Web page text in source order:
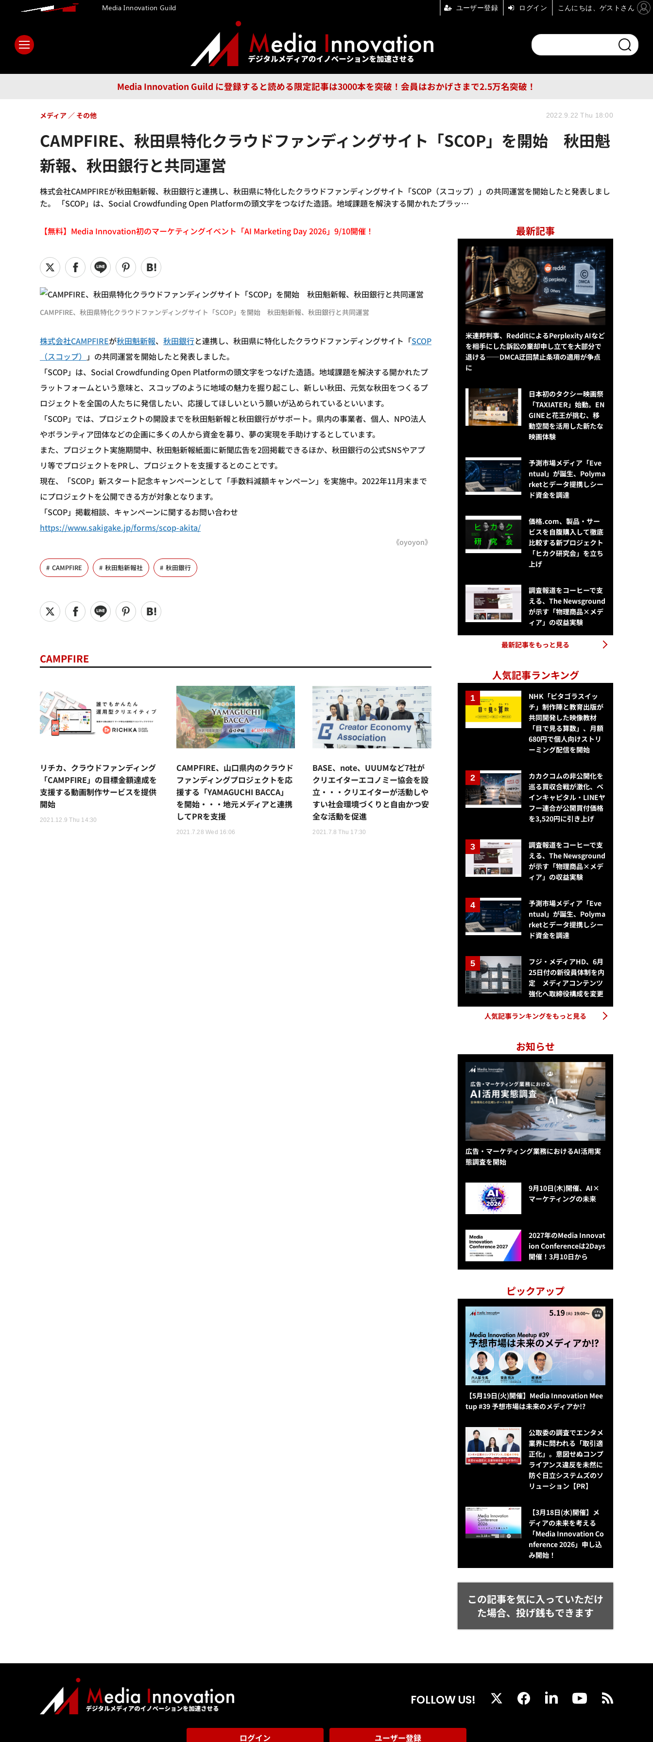
Media Innovation Guild に登録すると読める限定記事は3000本を突破！会員はおかげさまで2.5万名突破！
メディア テクノロジー 広告 企業 特集 ブランドチャンネル
フォーエム その他
CAMPFIRE、秋田県特化クラウドファンディングサイト「SCOP」を開始 秋田魁
新報、秋田銀行と共同運営
株式会社CAMPFIREが秋田魁新報、秋田銀行と連携し、秋田県に特化したクラウドファンディングサイト「SCOP（スコップ）」の共同運営を開始したと発表しまし
た。 「SCOP」は、Social Crowdfunding Open Platformの頭文字をつなげた造語。地域課題を解決する開かれたプラッ…
メディア その他 2022.9.22 Thu 18:00
【無料】Media Innovation初のマーケティングイベント「AI Marketing Day 2026」9/10開催！
CAMPFIRE、秋田県特化クラウドファンディングサイト「SCOP」を開始 秋田魁新報、秋田銀行と共同運営
株式会社CAMPFIREが秋田魁新報、 秋田銀行と連携し、秋田県に特化したクラウドファンディングサイト「SCOP
（スコップ）
」の共同運営を開始したと発表しました。
「SCOP」は、Social Crowdfunding Open Platformの頭文字をつなげた造語。地域課題を解決する開かれたプ
ラットフォームという意味と、スコップのように地域の魅力を掘り起こし、新しい秋田、元気な秋田をつくるプ
ロジェクトを全国の人たちに発信したい、応援してほしいという願いが込められているといいます。
「SCOP」では、プロジェクトの開設までを秋田魁新報と秋田銀行がサポート。県内の事業者、個人、NPO法人
やボランティア団体などの企画に多くの人から資金を募り、夢の実現を手助けするとしています。
また、プロジェクト実施期間中、秋田魁新報紙面に新聞広告を2回掲載できるほか、秋田銀行の公式SNSやアプ
リ等でプロジェクトをPRし、プロジェクトを支援するとのことです。
現在、「SCOP」新スタート記念キャンペーンとして「手数料減額キャンペーン」を実施中。2022年11月末まで
にプロジェクトを公開できる方が対象となります。
「SCOP」掲載相談、キャンペーンに関するお問い合わせ
https://www.sakigake.jp/forms/scop-akita/
《oyoyon》
CAMPFIRE 秋田魁新報社 秋田銀行
CAMPFIRE
リチカ、クラウドファンディング
「CAMPFIRE」の目標金額達成を
支援する動画制作サービスを提供
開始
2021.12.9 Thu 14:30
CAMPFIRE、山口県内のクラウド
ファンディングプロジェクトを応
援する「YAMAGUCHI BACCA」
を開始・・・地元メディアと連携
してPRを支援
2021.7.28 Wed 16:06
BASE、note、UUUMなど7社が
クリエイターエコノミー協会を設
立・・・クリエイターが活動しや
すい社会環境づくりと自由かつ安
全な活動を促進
2021.7.8 Thu 17:30
最新記事
米連邦判事、RedditによるPerplexity AIなど
を相手にした訴訟の棄却申し立てを大部分で
退ける——DMCA迂回禁止条項の適用が争点
に
日本初のタクシー映画祭
「TAXIATER」始動。EN
GINEと花王が挑む、移
動空間を活用した新たな
映画体験
予測市場メディア「Eve
ntual」が誕生、Polyma
rketとデータ提携しシー
ド資金を調達
価格.com、製品・サー
ビスを自腹購入して徹底
比較する新プロジェクト
「ヒカク研究会」を立ち
上げ
調査報道をコーヒーで支
える、The Newsground
が示す「物理商品×メデ
ィア」の収益実験
最新記事をもっと見る
人気記事ランキング
NHK「ピタゴラスイッ
チ」制作陣と教育出版が
共同開発した映像教材
「目で見る算数」、月額
680円で個人向けストリ
ーミング配信を開始
カカクコムの非公開化を
巡る買収合戦が激化、ベ
インキャピタル・LINEヤ
フー連合が公開買付価格
を3,520円に引き上げ
調査報道をコーヒーで支
える、The Newsground
が示す「物理商品×メデ
ィア」の収益実験
予測市場メディア「Eve
ntual」が誕生、Polyma
rketとデータ提携しシー
ド資金を調達
フジ・メディアHD、6月
25日付の新役員体制を内
定 メディアコンテンツ
強化へ取締役構成を変更
人気記事ランキングをもっと見る
お知らせ
広告・マーケティング業務におけるAI活用実
態調査を開始
9月10日(木)開催、AI×
マーケティングの未来
2027年のMedia Innovat
ion Conferenceは2Days
開催！3月10日から
ピックアップ
【5月19日(火)開催】Media Innovation Mee
tup #39 予想市場は未来のメディアか!?
公​​取委の調査でエンタメ
業界に問われる「取引適
正化」。意図せぬコンプ
ライアンス違反を未然に
防ぐ日立システムズのソ
リューション​【PR】
【3月18日(水)開催】メ
ディアの未来を考える
「Media Innovation Co
nference 2026」申し込
み開始！
この記事を気に入っていただけ
た場合、投げ銭もできます
FOLLOW US!
ログイン ユーザー登録
Media Innovation Guild ユーザー登録 ログイン こんにちは、ゲストさん